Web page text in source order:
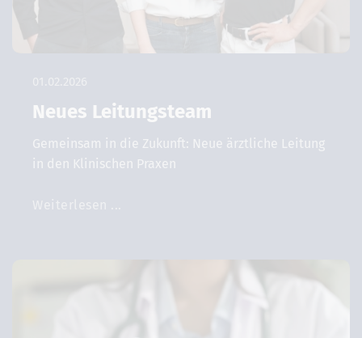
Neues Leitungsteam
Gemeinsam in die Zukunft: Neue ärztliche Leitung
in den Klinischen Praxen